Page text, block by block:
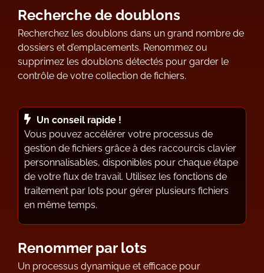
Recherche de doublons
Recherchez les doublons dans un grand nombre de
dossiers et d’emplacements. Renommez ou
supprimez les doublons détectés pour garder le
contrôle de votre collection de fichiers.
Un conseil rapide !
Vous pouvez accélérer votre processus de
gestion de fichiers grâce à des raccourcis clavier
personnalisables, disponibles pour chaque étape
de votre flux de travail. Utilisez les fonctions de
traitement par lots pour gérer plusieurs fichiers
en même temps.
Renommer par lots
Un processus dynamique et efficace pour